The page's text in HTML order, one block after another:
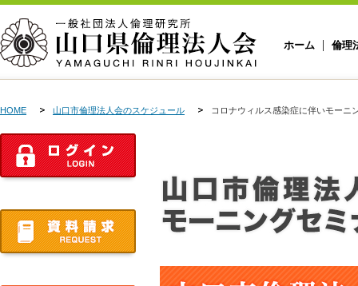
ホーム 倫理
HOME 山口市倫理法人会のスケジュール コロナウィルス感染症に伴いモーニ